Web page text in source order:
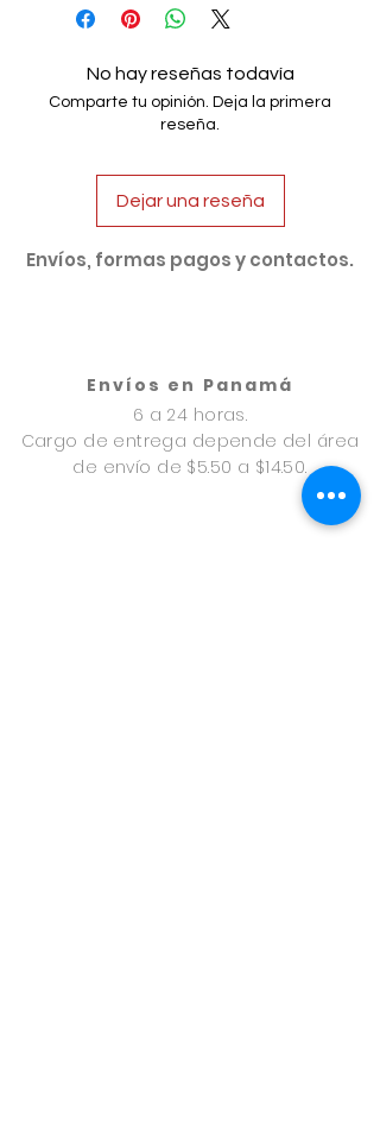
No hay reseñas todavía
Comparte tu opinión. Deja la primera
reseña.
Dejar una reseña
Envíos, formas pagos y contactos.
Envíos en Panamá
6 a 24 horas.
Cargo de entrega depende del área
de envío de $5.50 a $14.50.